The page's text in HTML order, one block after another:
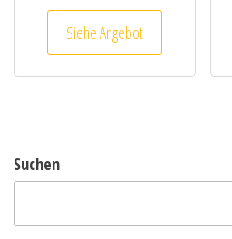
Siehe Angebot
Suchen